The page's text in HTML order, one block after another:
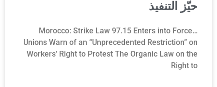
حيّز التنفيذ
Morocco: Strike Law 97.15 Enters into Force…
Unions Warn of an “Unprecedented Restriction” on
Workers’ Right to Protest The Organic Law on the
Right to